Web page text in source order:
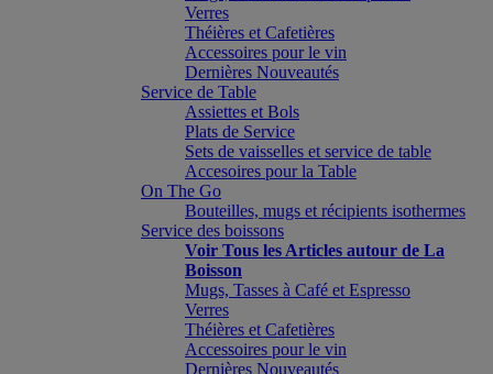
Verres
Théières et Cafetières
Accessoires pour le vin
Dernières Nouveautés
Service de Table
Assiettes et Bols
Plats de Service
Sets de vaisselles et service de table
Accesoires pour la Table
On The Go
Bouteilles, mugs et récipients isothermes
Service des boissons
Voir Tous les Articles autour de La
Boisson
Mugs, Tasses à Café et Espresso
Verres
Théières et Cafetières
Accessoires pour le vin
Dernières Nouveautés